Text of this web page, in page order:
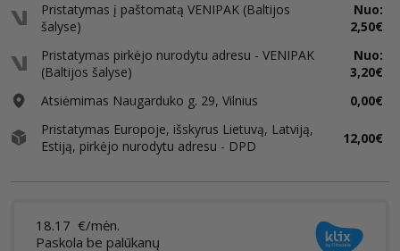
Pristatymas į paštomatą VENIPAK (Baltijos
šalyse)
Nuo:
2,50€
Pristatymas pirkėjo nurodytu adresu - VENIPAK
(Baltijos šalyse)
Nuo:
3,20€
Atsiėmimas Naugarduko g. 29, Vilnius
0,00€
Pristatymas Europoje, išskyrus Lietuvą, Latviją,
Estiją, pirkėjo nurodytu adresu - DPD
12,00€